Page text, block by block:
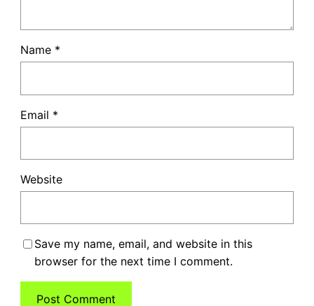
Name *
Email *
Website
Save my name, email, and website in this
browser for the next time I comment.